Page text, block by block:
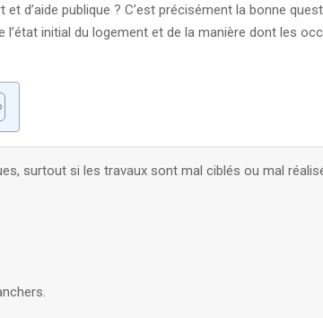
d’aide publique ? C’est précisément la bonne
initial du logement et de la manière dont les
surtout si les travaux sont mal ciblés ou mal